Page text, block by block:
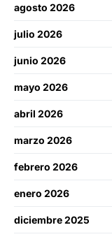
agosto 2026
julio 2026
junio 2026
mayo 2026
abril 2026
marzo 2026
febrero 2026
enero 2026
diciembre 2025